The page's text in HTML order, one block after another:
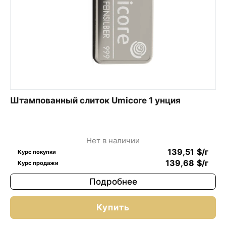
Штампованный слиток Umicore 1 унция
Нет в наличии
Курс покупки 139,51 $/г
Курс продажи 139,68 $/г
Подробнее
Купить